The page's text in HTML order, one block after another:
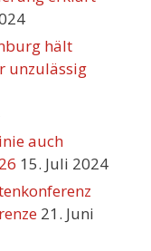
hält
unzulässig
auch
15. Juli 2024
21. Juni